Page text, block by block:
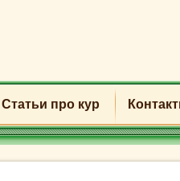
Статьи про кур